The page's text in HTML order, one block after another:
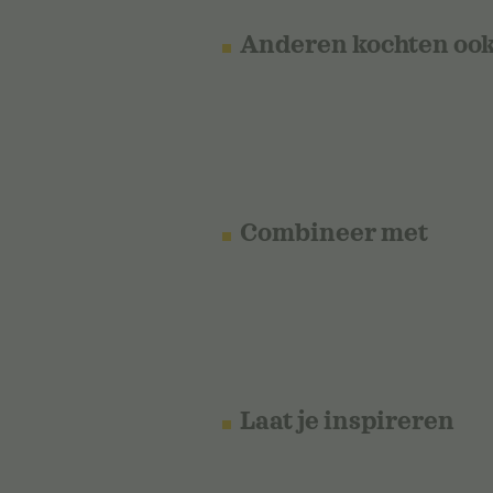
Anderen kochten
Combineer met
Laat je inspireren